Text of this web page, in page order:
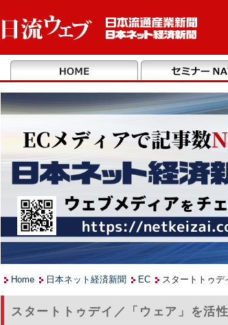
Home 日本ネット経済新聞 EC スタートトゥデ
スタートトゥデイ／「ウェア」を活